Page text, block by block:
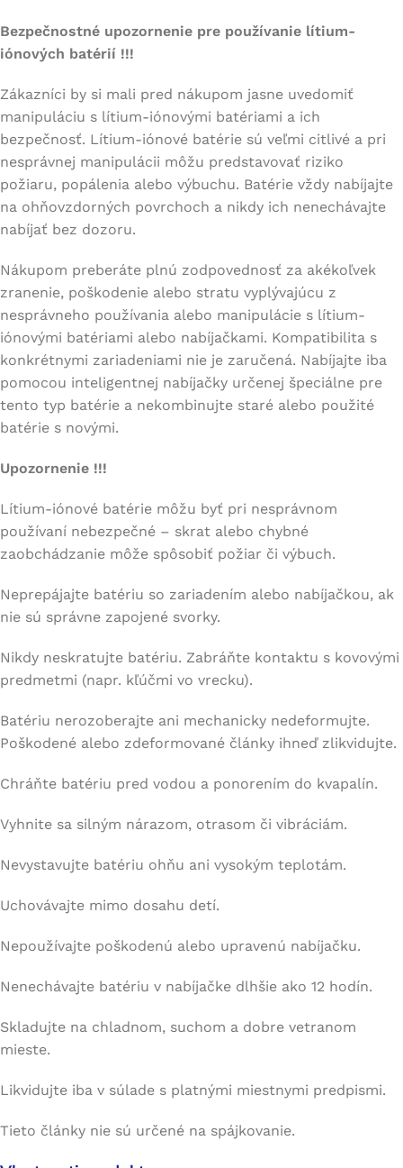
Bezpečnostné upozornenie pre používanie lítium-
iónových batérií !!!
Zákazníci by si mali pred nákupom jasne uvedomiť
manipuláciu s lítium-iónovými batériami a ich
bezpečnosť. Lítium-iónové batérie sú veľmi citlivé a pri
nesprávnej manipulácii môžu predstavovať riziko
požiaru, popálenia alebo výbuchu. Batérie vždy nabíjajte
na ohňovzdorných povrchoch a nikdy ich nenechávajte
nabíjať bez dozoru.
Nákupom preberáte plnú zodpovednosť za akékoľvek
zranenie, poškodenie alebo stratu vyplývajúcu z
nesprávneho používania alebo manipulácie s lítium-
iónovými batériami alebo nabíjačkami. Kompatibilita s
konkrétnymi zariadeniami nie je zaručená. Nabíjajte iba
pomocou inteligentnej nabíjačky určenej špeciálne pre
tento typ batérie a nekombinujte staré alebo použité
batérie s novými.
Upozornenie !!!
Lítium-iónové batérie môžu byť pri nesprávnom
používaní nebezpečné – skrat alebo chybné
zaobchádzanie môže spôsobiť požiar či výbuch.
Neprepájajte batériu so zariadením alebo nabíjačkou, ak
nie sú správne zapojené svorky.
Nikdy neskratujte batériu. Zabráňte kontaktu s kovovými
predmetmi (napr. kľúčmi vo vrecku).
Batériu nerozoberajte ani mechanicky nedeformujte.
Poškodené alebo zdeformované články ihneď zlikvidujte.
Chráňte batériu pred vodou a ponorením do kvapalín.
Vyhnite sa silným nárazom, otrasom či vibráciám.
Nevystavujte batériu ohňu ani vysokým teplotám.
Uchovávajte mimo dosahu detí.
Nepoužívajte poškodenú alebo upravenú nabíjačku.
Nenechávajte batériu v nabíjačke dlhšie ako 12 hodín.
Skladujte na chladnom, suchom a dobre vetranom
mieste.
Likvidujte iba v súlade s platnými miestnymi predpismi.
Tieto články nie sú určené na spájkovanie.